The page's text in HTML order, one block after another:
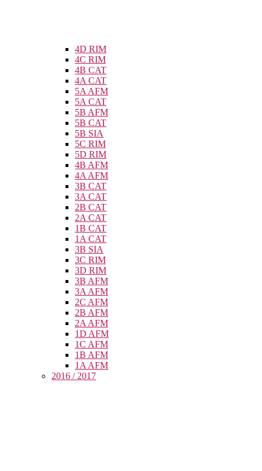
4D RIM
4C RIM
4B CAT
4A CAT
5A AFM
5A CAT
5B AFM
5B CAT
5B SIA
5C RIM
5D RIM
4B AFM
4A AFM
3B CAT
3A CAT
2B CAT
2A CAT
1B CAT
1A CAT
3B SIA
3C RIM
3D RIM
3B AFM
3A AFM
2C AFM
2B AFM
2A AFM
1D AFM
1C AFM
1B AFM
1A AFM
2016 / 2017